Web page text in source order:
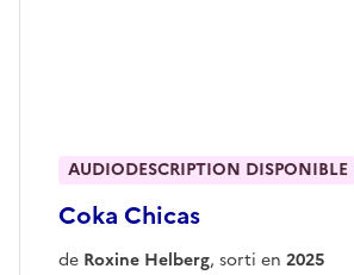
Coka Chicas
AUDIODESCRIPTION DISPONIBLE
de Roxine Helberg, sorti en 2025